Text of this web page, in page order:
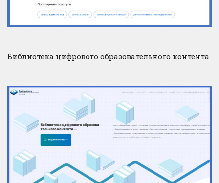
Библиотека цифрового образовательного контента